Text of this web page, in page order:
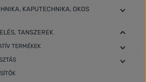
KAPUTECHNIKA, OKOS
TANSZEREK
TERMÉKEK